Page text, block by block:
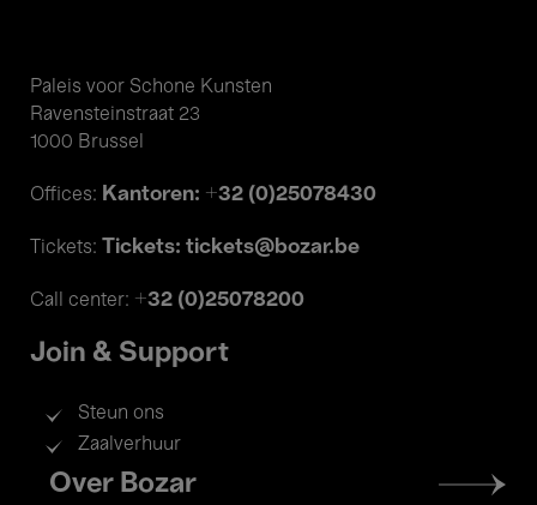
Paleis voor Schone Kunsten
Ravensteinstraat 23
1000 Brussel
Offices: Kantoren: +32 (0)25078430
Tickets: Tickets: tickets@bozar.be
Call center: +32 (0)25078200
Join & Support
Steun ons
Zaalverhuur
Footer
menu
Over Bozar